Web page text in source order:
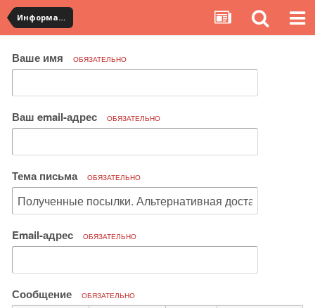
Информация по полученным посылкам
Ваше имя ОБЯЗАТЕЛЬНО
Ваш email-адрес ОБЯЗАТЕЛЬНО
Тема письма ОБЯЗАТЕЛЬНО
Email-адрес ОБЯЗАТЕЛЬНО
Сообщение ОБЯЗАТЕЛЬНО